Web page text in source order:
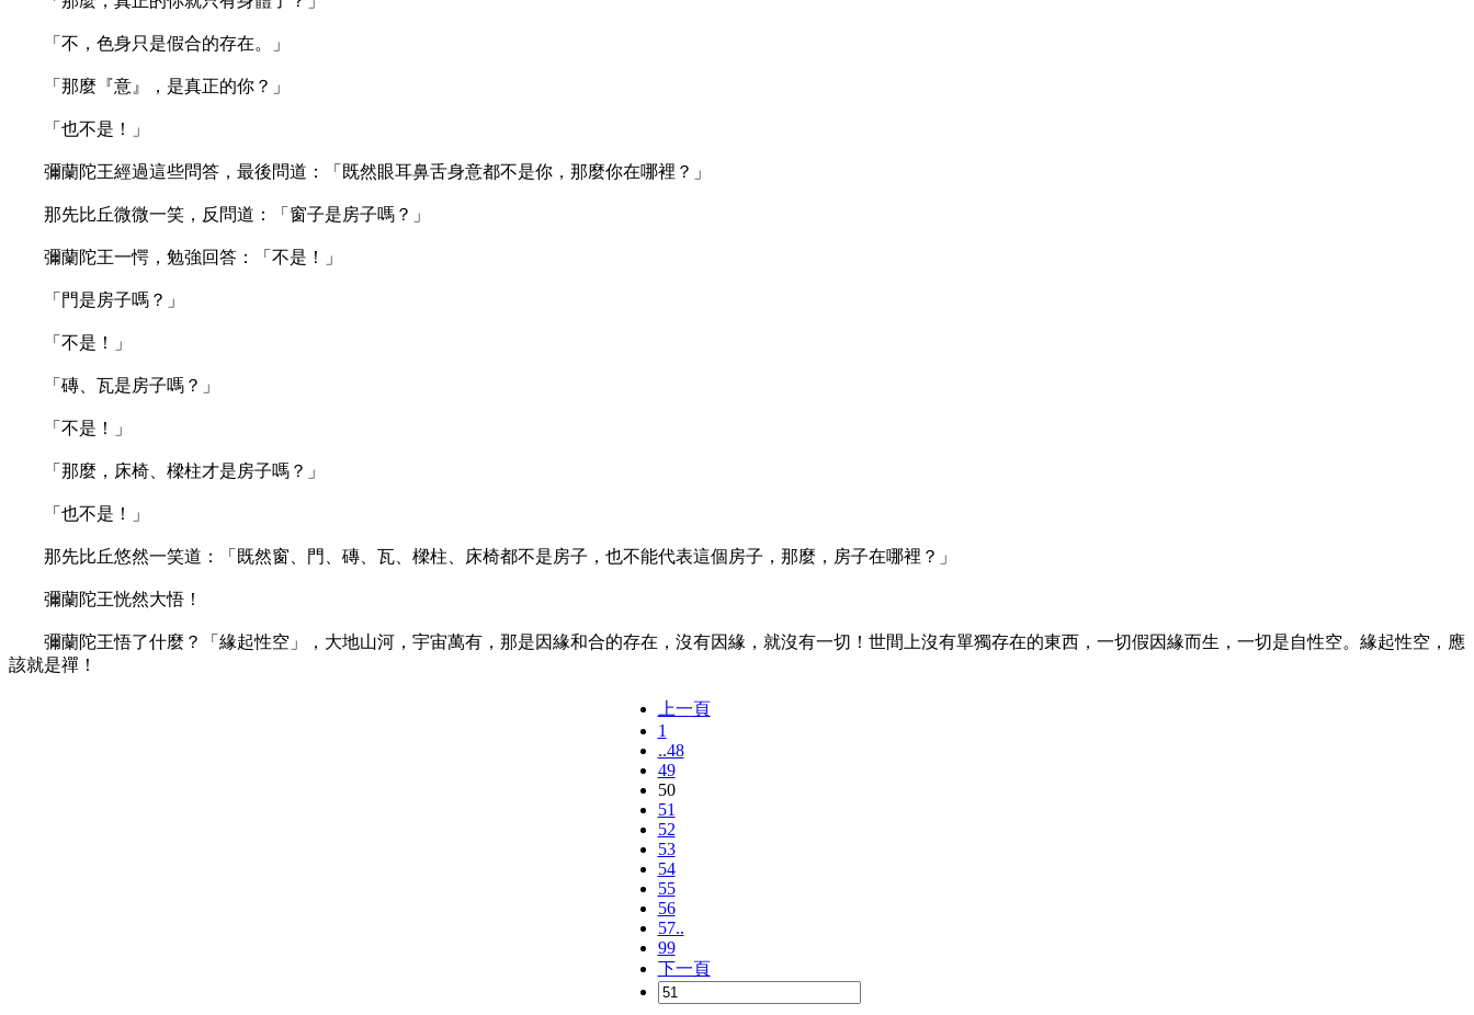
「不，色身只是假合的存在。」
「那麼『意』，是真正的你？」
「也不是！」
彌蘭陀王經過這些問答，最後問道：「既然眼耳鼻舌身意都不是你，那麼你在哪裡？」
那先比丘微微一笑，反問道：「窗子是房子嗎？」
彌蘭陀王一愕，勉強回答：「不是！」
「門是房子嗎？」
「不是！」
「磚、瓦是房子嗎？」
「不是！」
「那麼，床椅、樑柱才是房子嗎？」
「也不是！」
那先比丘悠然一笑道：「既然窗、門、磚、瓦、樑柱、床椅都不是房子，也不能代表這個房子，那麼，房子在哪裡？」
彌蘭陀王恍然大悟！
彌蘭陀王悟了什麼？「緣起性空」，大地山河，宇宙萬有，那是因緣和合的存在，沒有因緣，就沒有一切！世間上沒有單獨存在的東西，一切假因緣而生，一切是自性空。緣起性空，應
該就是禪！
上一頁
1
..48
49
50
51
52
53
54
55
56
57..
99
下一頁